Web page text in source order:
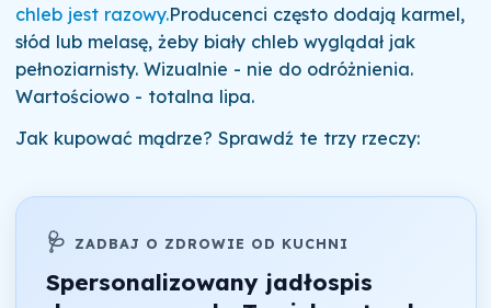
chleb jest razowy.Producenci często dodają karmel,
słód lub melasę, żeby biały chleb wyglądał jak
pełnoziarnisty. Wizualnie - nie do odróżnienia.
Wartościowo - totalna lipa.
Jak kupować mądrze? Sprawdź te trzy rzeczy:
🩺 ZADBAJ O ZDROWIE OD KUCHNI
Spersonalizowany jadłospis